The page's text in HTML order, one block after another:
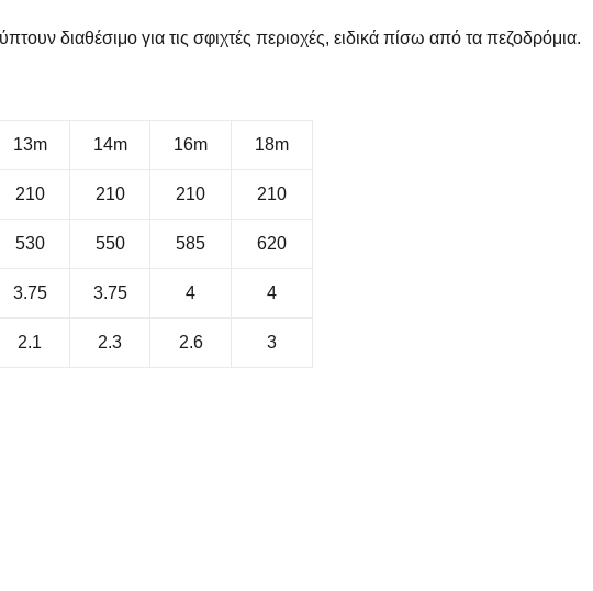
διαθέσιμο για τις σφιχτές περιοχές, ειδικά πίσω από τα πεζοδρόμια.
13m 14m 16m 18m
210 210 210 210
530 550 585 620
3.75 3.75 4 4
2.1 2.3 2.6 3